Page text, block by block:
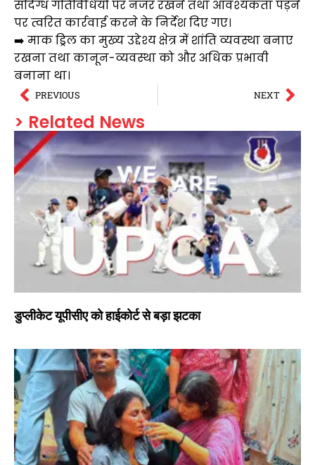
संदिग्ध गतिविधियों पर नजर रखने तथा आवश्यकता पड़ने
पर त्वरित कार्रवाई करने के निर्देश दिए गए।
➡️ ⁠माक ड्रिल का मुख्य उद्देश्य क्षेत्र में शांति व्यवस्था बनाए
रखना तथा कानून-व्यवस्था को और अधिक प्रभावी
बनाना था।
PREVIOUS NEXT
> Related News
डुप्लीकेट यूपीसीए को हाईकोर्ट से बड़ा झटका